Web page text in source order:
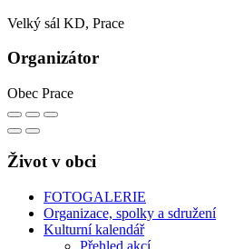
Velký sál KD, Prace
Organizátor
Obec Prace
Život v obci
FOTOGALERIE
Organizace, spolky a sdružení
Kulturní kalendář
Přehled akcí